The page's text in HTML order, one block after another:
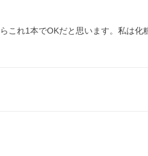
これ1本でOKだと思います。私は化